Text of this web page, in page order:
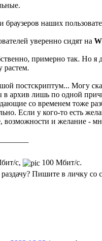
браузеров наших
уверенно сидят на
примерно так. Но я
растем.
постскриптум... Могу
в архив лишь по одной
со временем тоже
Если у кого-то есть
возможности и желание -
с,
100 Мбит/с.
Пишите в личку со